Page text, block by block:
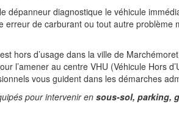
dépanneur diagnostique le véhicule
erreur de carburant ou tout autre problème
hors d’usage dans la ville de
l’amener au centre VHU (Véhicule Hors
vous guident dans les démarches
pour intervenir en sous-sol, parking,